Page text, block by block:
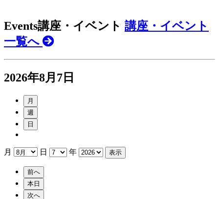
Events講座・イベント 講座・イベント
一覧へ
2026年8月7日
月
週
日
月 日 年
前へ
本日
次へ